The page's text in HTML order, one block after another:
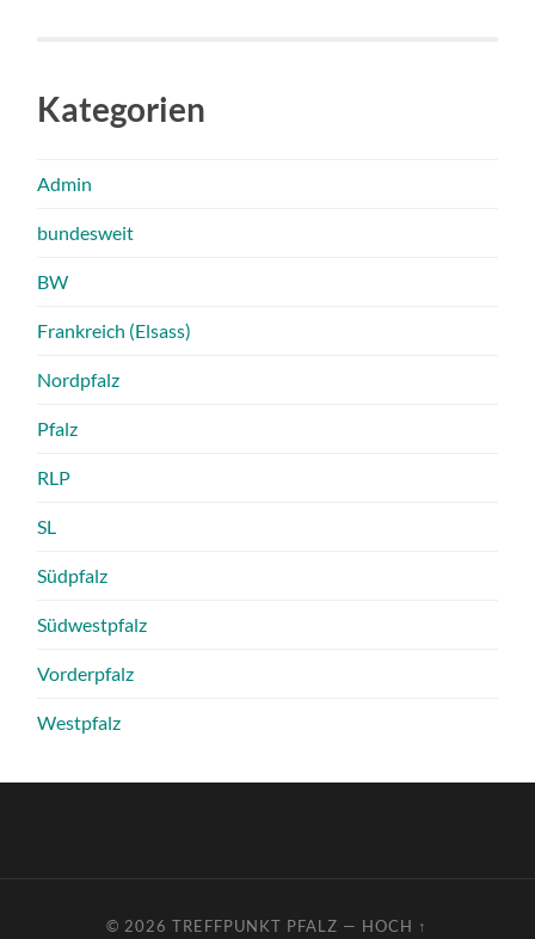
Kategorien
Admin
bundesweit
BW
Frankreich (Elsass)
Nordpfalz
Pfalz
RLP
SL
Südpfalz
Südwestpfalz
Vorderpfalz
Westpfalz
© 2026TREFFPUNKT PFALZ — HOCH ↑